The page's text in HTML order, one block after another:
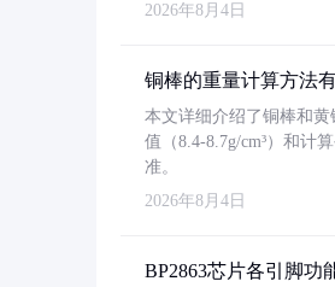
2026年8月4日
铜棒的重量计算方法
本文详细介绍了铜棒和
值（8.4-8.7g/cm³）和计
准。
2026年8月4日
BP2863芯片各引脚功